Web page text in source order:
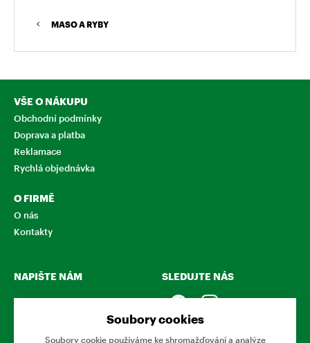
MASO A RYBY
VŠE O NÁKUPU
Obchodní podmínky
Doprava a platba
Reklamace
Rychlá objednávka
O FIRMĚ
O nás
Kontakty
NAPIŠTE NÁM
našich produktech nebo e-
shopu? Neváhejte napsat.
SLEDUJTE NÁS
Soubory cookies
Soubory cookie používáme ke shromažďování a analýze